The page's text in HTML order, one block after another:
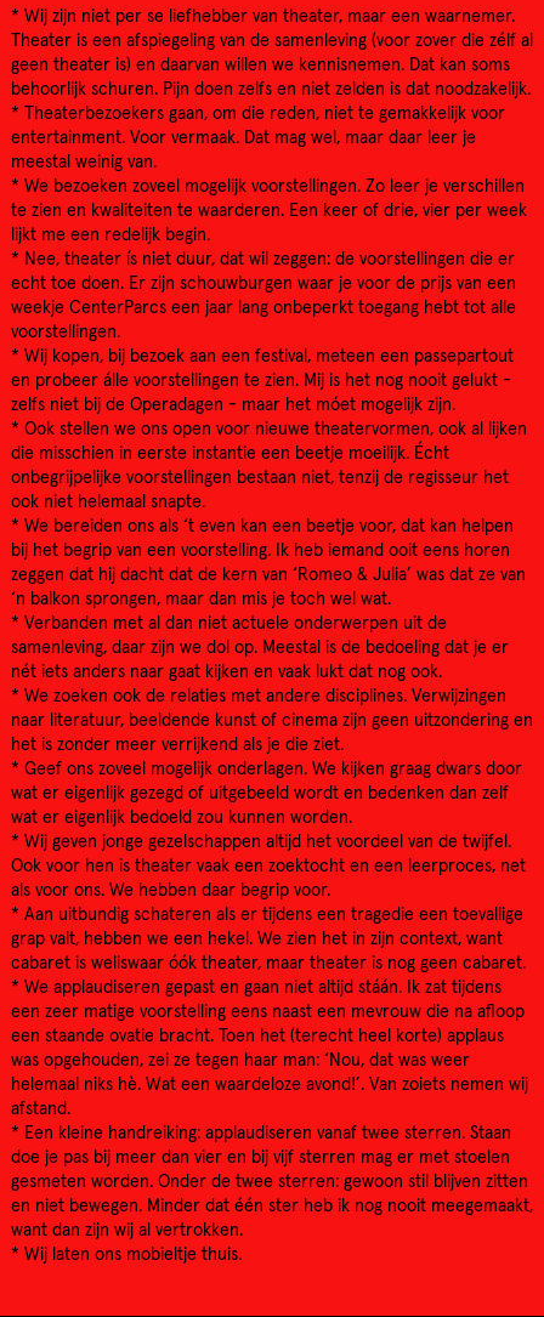
* Wij zijn niet per se liefhebber van theater, maar een waarnemer.
Theater is een afspiegeling van de samenleving (voor zover die zélf al
geen theater is) en daarvan willen we kennisnemen. Dat kan soms
behoorlijk schuren. Pijn doen zelfs en niet zelden is dat noodzakelijk.
* Theaterbezoekers gaan, om die reden, niet te gemakkelijk voor
entertainment. Voor vermaak. Dat mag wel, maar daar leer je
meestal weinig van.
* We bezoeken zoveel mogelijk voorstellingen. Zo leer je verschillen
te zien en kwaliteiten te waarderen. Een keer of drie, vier per week
lijkt me een redelijk begin.
* Nee, theater ís niet duur, dat wil zeggen: de voorstellingen die er
echt toe doen. Er zijn schouwburgen waar je voor de prijs van een
weekje CenterParcs een jaar lang onbeperkt toegang hebt tot alle
voorstellingen.
* Wij kopen, bij bezoek aan een festival, meteen een passepartout
en probeer álle voorstellingen te zien. Mij is het nog nooit gelukt -
zelfs niet bij de Operadagen - maar het móet mogelijk zijn.
* Ook stellen we ons open voor nieuwe theatervormen, ook al lijken
die misschien in eerste instantie een beetje moeilijk. Écht
onbegrijpelijke voorstellingen bestaan niet, tenzij de regisseur het
ook niet helemaal snapte.
* We bereiden ons als ‘t even kan een beetje voor, dat kan helpen
bij het begrip van een voorstelling. Ik heb iemand ooit eens horen
zeggen dat hij dacht dat de kern van ‘Romeo & Julia’ was dat ze van
‘n balkon sprongen, maar dan mis je toch wel wat.
* Verbanden met al dan niet actuele onderwerpen uit de
samenleving, daar zijn we dol op. Meestal is de bedoeling dat je er
nét iets anders naar gaat kijken en vaak lukt dat nog ook.
* We zoeken ook de relaties met andere disciplines. Verwijzingen
naar literatuur, beeldende kunst of cinema zijn geen uitzondering en
het is zonder meer verrijkend als je die ziet.
* Geef ons zoveel mogelijk onderlagen. We kijken graag dwars door
wat er eigenlijk gezegd of uitgebeeld wordt en bedenken dan zelf
wat er eigenlijk bedoeld zou kunnen worden.
* Wij geven jonge gezelschappen altijd het voordeel van de twijfel.
Ook voor hen is theater vaak een zoektocht en een leerproces, net
als voor ons. We hebben daar begrip voor.
* Aan uitbundig schateren als er tijdens een tragedie een toevallige
grap valt, hebben we een hekel. We zien het in zijn context, want
cabaret is weliswaar óók theater, maar theater is nog geen cabaret.
* We applaudiseren gepast en gaan niet altijd stáán. Ik zat tijdens
een zeer matige voorstelling eens naast een mevrouw die na afloop
een staande ovatie bracht. Toen het (terecht heel korte) applaus
was opgehouden, zei ze tegen haar man: ‘Nou, dat was weer
helemaal niks hè. Wat een waardeloze avond!’. Van zoiets nemen wij
afstand.
* Een kleine handreiking: applaudiseren vanaf twee sterren. Staan
doe je pas bij meer dan vier en bij vijf sterren mag er met stoelen
gesmeten worden. Onder de twee sterren: gewoon stil blijven zitten
en niet bewegen. Minder dat één ster heb ik nog nooit meegemaakt,
want dan zijn wij al vertrokken.
* Wij laten ons mobieltje thuis.